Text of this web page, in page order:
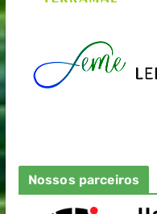
Nossos parceiros